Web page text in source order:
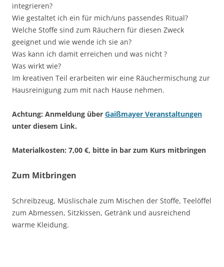
integrieren?
Wie gestaltet ich ein für mich/uns passendes Ritual?
Welche Stoffe sind zum Räuchern für diesen Zweck
geeignet und wie wende ich sie an?
Was kann ich damit erreichen und was nicht ?
Was wirkt wie?
Im kreativen Teil erarbeiten wir eine Räuchermischung zur
Hausreinigung zum mit nach Hause nehmen.
Achtung: Anmeldung über Gaißmayer Veranstaltungen
unter diesem Link.
Materialkosten: 7,00 €, bitte in bar zum Kurs mitbringen
Zum Mitbringen
Schreibzeug, Müslischale zum Mischen der Stoffe, Teelöffel
zum Abmessen, Sitzkissen, Getränk und ausreichend
warme Kleidung.